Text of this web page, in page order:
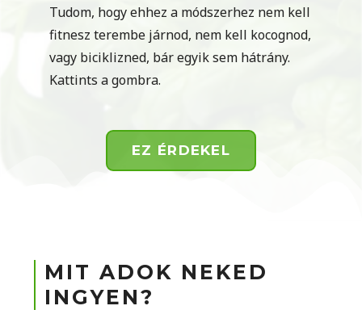
Tudom, hogy ehhez a módszerhez nem kell
fitnesz terembe járnod, nem kell kocognod,
vagy biciklizned, bár egyik sem hátrány.
Kattints a gombra.
EZ ÉRDEKEL
MIT ADOK NEKED
INGYEN?